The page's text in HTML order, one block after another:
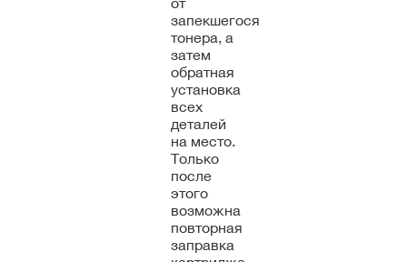
запекшегося
тонера, а
затем
обратная
установка
всех
деталей
на место.
Только
после
этого
возможна
повторная
заправка